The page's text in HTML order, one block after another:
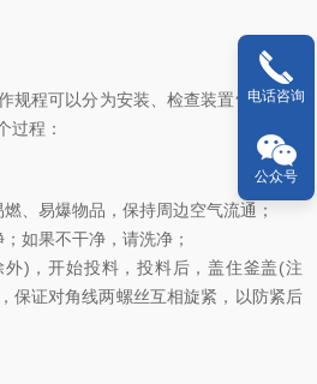
规程可以分为安装、检查装置气密性、
过程：
、易爆物品，保持周边空气流通；
如果不干净，请洗净；
)，开始投料，投料后，盖住釜盖(注
保证对角线两螺丝互相旋紧，以防紧后
电话咨询
公众号